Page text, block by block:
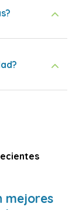
mejores